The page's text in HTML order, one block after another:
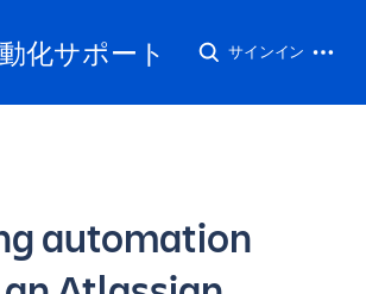
化サポート サインイン
automation